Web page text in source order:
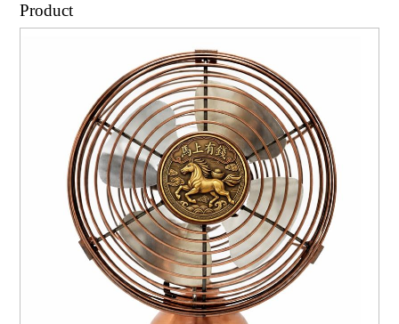
Product